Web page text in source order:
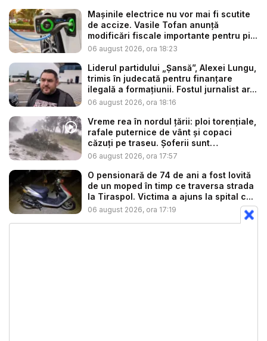
Mașinile electrice nu vor mai fi scutite
de accize. Vasile Tofan anunță
modificări fiscale importante pentru pi...
06 august 2026, ora 18:23
Liderul partidului „Șansă”, Alexei Lungu,
trimis în judecată pentru finanțare
ilegală a formațiunii. Fostul jurnalist ar...
06 august 2026, ora 18:16
Vreme rea în nordul țării: ploi torențiale,
rafale puternice de vânt și copaci
căzuți pe traseu. Șoferii sunt
îndemnaț...
06 august 2026, ora 17:57
O pensionară de 74 de ani a fost lovită
de un moped în timp ce traversa strada
la Tiraspol. Victima a ajuns la spital c...
06 august 2026, ora 17:19